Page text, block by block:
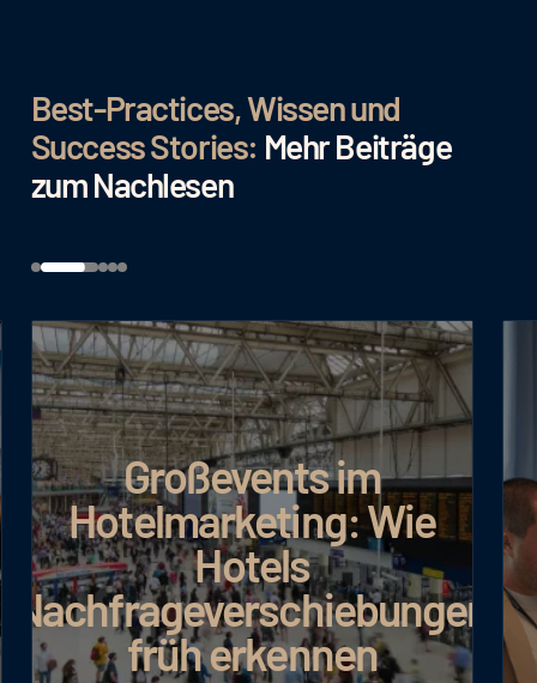
Best-Practices, Wissen und
Success Stories: Mehr Beiträge
zum Nachlesen
Großevents im
Hotelmarketing: Wie
Hotels
Nachfrageverschiebungen
früh erkennen